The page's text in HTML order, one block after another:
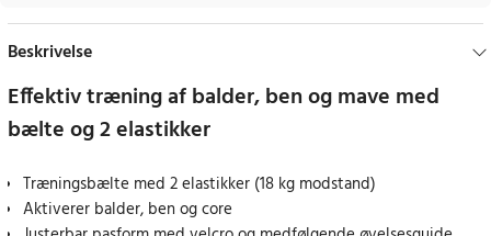
Beskrivelse
Effektiv træning af balder, ben og mave med
bælte og 2 elastikker
Træningsbælte med 2 elastikker (18 kg modstand)
Aktiverer balder, ben og core